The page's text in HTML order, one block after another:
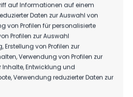
auf Informationen auf einem
Daten zur Auswahl von
von Profilen für personalisierte
Profilen zur Auswahl
Erstellung von Profilen zur
Verwendung von Profilen zur
Entwicklung und
Verwendung reduzierter Daten zur
FSV „Glückauf“ Brieske/​
Senftenberg vs FSV 63
Luckenwalde II
4. Mai 2024
Ähnlicher Beitrag